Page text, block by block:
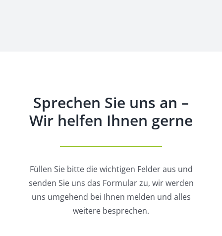
Sprechen Sie uns an –
Wir helfen Ihnen gerne
Füllen Sie bitte die wichtigen Felder aus und
senden Sie uns das Formular zu, wir werden
uns umgehend bei Ihnen melden und alles
weitere besprechen.